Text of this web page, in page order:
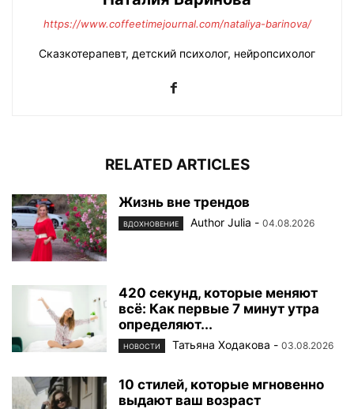
https://www.coffeetimejournal.com/nataliya-barinova/
Сказкотерапевт, детский психолог, нейропсихолог
RELATED ARTICLES
Жизнь вне трендов
ВДОХНОВЕНИЕ Author Julia - 04.08.2026
420 секунд, которые меняют
всё: Как первые 7 минут утра
определяют...
НОВОСТИ Татьяна Ходакова - 03.08.2026
10 стилей, которые мгновенно
выдают ваш возраст